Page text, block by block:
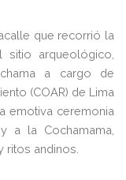
que recorrió la
arqueológico,
a cargo de
(COAR) de Lima
emotiva ceremonia
a la Cochamama,
ritos andinos.